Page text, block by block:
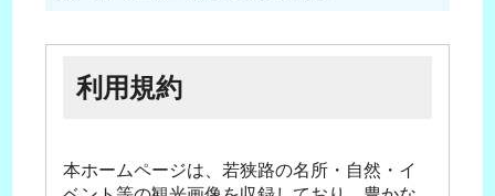
利用規約
本ホームページは、若狭路の名所・自然・イ